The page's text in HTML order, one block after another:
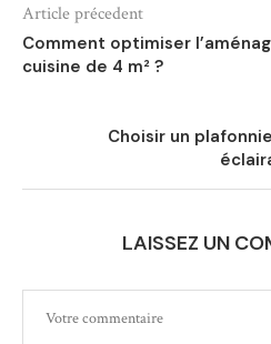
Article précedent
Comment optimiser
cuisine de 4 m² ?
Choisir un
LAISSEZ UN